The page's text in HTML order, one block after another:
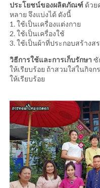
ประโยชน์ของผลิตภัณฑ์ ด้วย
หลาย จึงแบ่งได้ ดังนี้
1. ใช้เป็นเครื่องแต่งกาย
2. ใช้เป็นเครื่องใช้
3. ใช้เป็นผ้าที่ประกอบสร้าง
วิธีการใช้และการเก็บรักษา ซั
ให้เรียบร้อย ถ้าสวมใส่ในกิจ
ให้เรียบร้อย